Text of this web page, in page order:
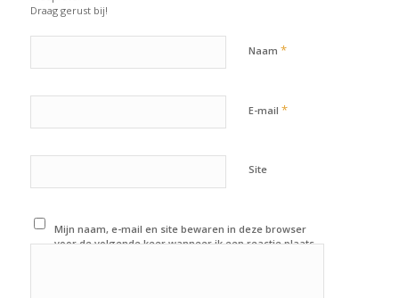
Draag gerust bij!
Naam *
E-mail *
Site
Mijn naam, e-mail en site bewaren in deze browser
voor de volgende keer wanneer ik een reactie plaats.